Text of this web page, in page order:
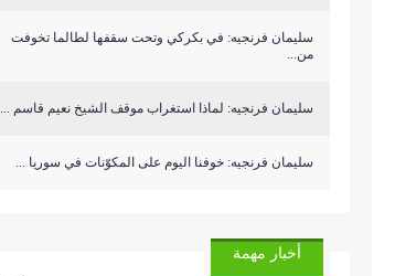
سليمان فرنجيه: في بكركي وتحت سقفها لطالما تخوفت
من...
سليمان فرنجيه: لماذا استغراب موقف الشيخ نعيم قاسم ...
سليمان فرنجيه: خوفنا اليوم على المكوّنات في سوريا ...
أخبار مهمة